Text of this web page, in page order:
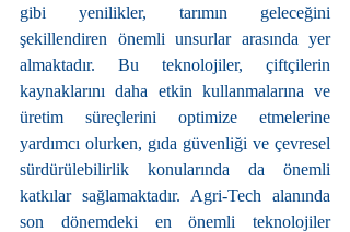
gibi yenilikler, tarımın geleceğini
şekillendiren önemli unsurlar arasında yer
almaktadır. Bu teknolojiler, çiftçilerin
kaynaklarını daha etkin kullanmalarına ve
üretim süreçlerini optimize etmelerine
yardımcı olurken, gıda güvenliği ve çevresel
sürdürülebilirlik konularında da önemli
katkılar sağlamaktadır. Agri-Tech alanında
son dönemdeki en önemli teknolojiler